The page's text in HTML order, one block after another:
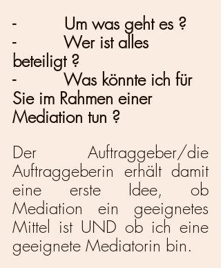
-          Um was geht es ?
-          Wer ist alles
beteiligt ?
-          Was könnte ich für
Sie im Rahmen einer
Mediation tun ?
Der Auftraggeber/die
Auftraggeberin erhält damit
eine erste Idee, ob
Mediation ein geeignetes
Mittel ist UND ob ich eine
geeignete Mediatorin bin.